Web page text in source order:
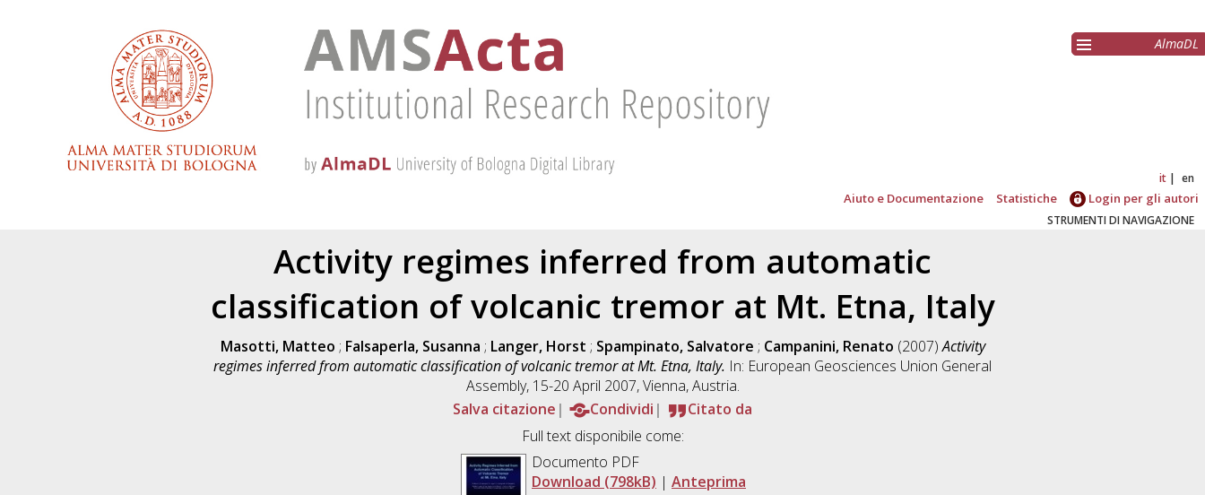
AlmaDL
it en
Aiuto e Documentazione Statistiche Login per gli autori
STRUMENTI DI NAVIGAZIONE
Activity regimes inferred from automatic
classification of volcanic tremor at Mt. Etna, Italy
Masotti, Matteo ; Falsaperla, Susanna ; Langer, Horst ; Spampinato, Salvatore ; Campanini, Renato (2007)Activity
regimes inferred from automatic classification of volcanic tremor at Mt. Etna, Italy. In: European Geosciences Union General
Assembly, 15-20 April 2007, Vienna, Austria.
Salva citazione
Condividi
Citato da
Full text disponibile come:
Documento PDF
Download (798kB) | Anteprima